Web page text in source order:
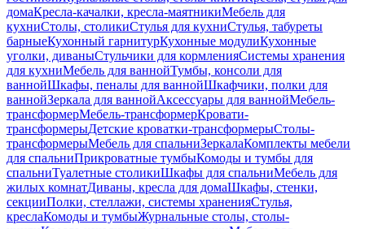
домаКресла-качалки, кресла-маятникиМебель для
кухниСтолы, столикиСтулья для кухниСтулья, табуреты
барныеКухонный гарнитурКухонные модулиКухонные
уголки, диваныСтульчики для кормленияСистемы хранения
для кухниМебель для ваннойТумбы, консоли для
ваннойШкафы, пеналы для ваннойШкафчики, полки для
ваннойЗеркала для ваннойАксессуары для ваннойМебель-
трансформерМебель-трансформерКровати-
трансформерыДетские кроватки-трансформерыСтолы-
трансформерыМебель для спальниЗеркалаКомплекты мебели
для спальниПрикроватные тумбыКомоды и тумбы для
спальниТуалетные столикиШкафы для спальниМебель для
жилых комнатДиваны, кресла для домаШкафы, стенки,
секцииПолки, стеллажи, системы храненияСтулья,
креслаКомоды и тумбыЖурнальные столы, столы-